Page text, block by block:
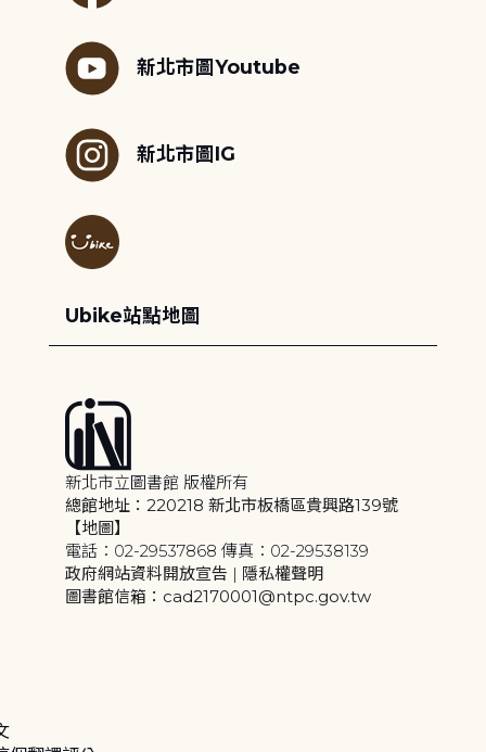
新北市圖Youtube
新北市圖IG
Ubike站點地圖
新北市立圖書館 版權所有
總館地址：220218 新北市板橋區貴興路139號
【地圖】
電話：02-29537868 傳真：02-29538139
政府網站資料開放宣告 | 隱私權聲明
圖書館信箱：cad2170001@ntpc.gov.tw